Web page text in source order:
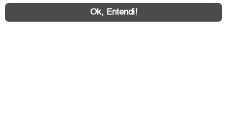
Ok, Entendi!